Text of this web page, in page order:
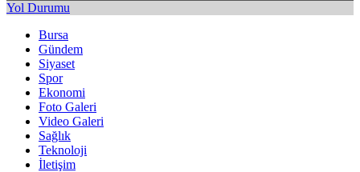
Yol Durumu
Bursa
Gündem
Siyaset
Spor
Ekonomi
Foto Galeri
Video Galeri
Sağlık
Teknoloji
İletişim